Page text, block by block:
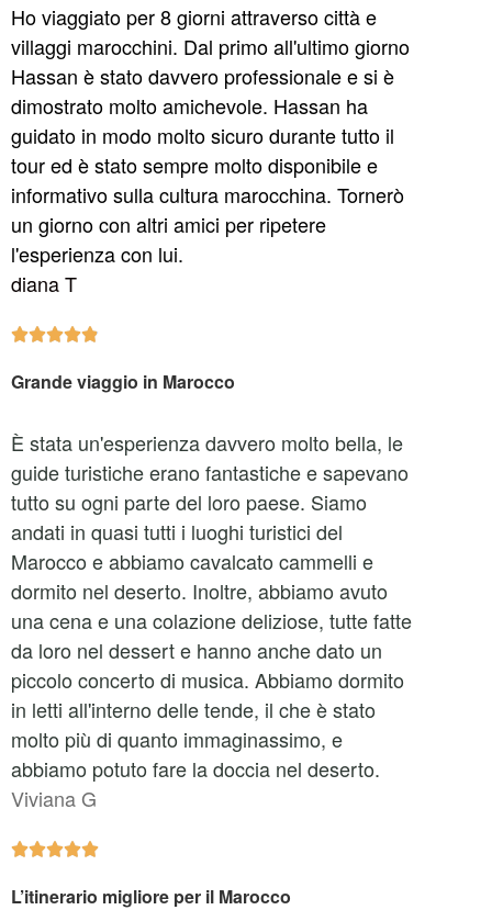
Ho viaggiato per 8 giorni attraverso città e
villaggi marocchini. Dal primo all'ultimo giorno
Hassan è stato davvero professionale e si è
dimostrato molto amichevole. Hassan ha
guidato in modo molto sicuro durante tutto il
tour ed è stato sempre molto disponibile e
informativo sulla cultura marocchina. Tornerò
un giorno con altri amici per ripetere
l'esperienza con lui.
diana T

Grande viaggio in Marocco
È stata un'esperienza davvero molto bella, le
guide turistiche erano fantastiche e sapevano
tutto su ogni parte del loro paese. Siamo
andati in quasi tutti i luoghi turistici del
Marocco e abbiamo cavalcato cammelli e
dormito nel deserto. Inoltre, abbiamo avuto
una cena e una colazione deliziose, tutte fatte
da loro nel dessert e hanno anche dato un
piccolo concerto di musica. Abbiamo dormito
in letti all'interno delle tende, il che è stato
molto più di quanto immaginassimo, e
abbiamo potuto fare la doccia nel deserto.
Viviana G

L’itinerario migliore per il Marocco